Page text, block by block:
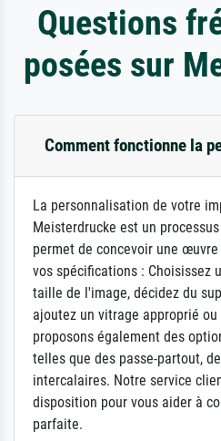
Questions
posées sur
Comment fonctionne la
La personnalisation de votre
Meisterdrucke est un
permet de concevoir une
vos spécifications : Choisissez
taille de l'image, décidez du
ajoutez un vitrage approprié ou
proposons également des
telles que des passe-partout,
intercalaires. Notre service
disposition pour vous aider à
parfaite.